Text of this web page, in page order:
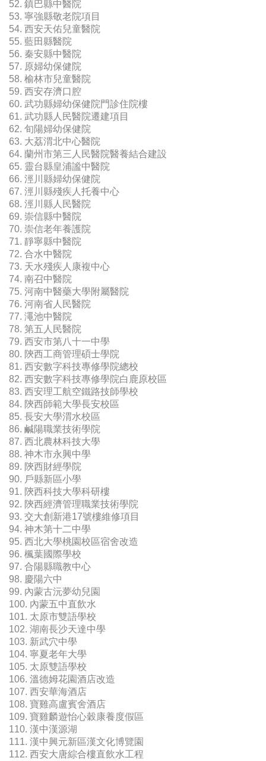
52. 鎮巴縣中醫院
53. 寧強縣敬老院項目
54. 西安天佑兒童醫院
55. 藍田縣醫院
56. 秦安縣中醫院
57. 原婦幼保健院
58. 榆林市兒童醫院
59. 西安存濟口腔
60. 武功縣婦幼保健院門診住院樓
61. 武功縣人民醫院遷建項目
62. 旬陽婦幼保健院
63. 大荔渭北中心醫院
64. 蘭州市第三人民醫院醫養結合建設
65. 靈台縣皇浦謐中醫院
66. 涇川縣婦幼保健院
67. 涇川縣殘疾人托養中心
68. 涇川縣人民醫院
69. 崇信縣中醫院
70. 崇信老年養護院
71. 靜寧縣中醫院
72. 合水中醫院
73. 天水殘疾人康複中心
74. 南召中醫院
75. 河南中醫藥大學附屬醫院
76. 河南省人民醫院
77. 澠池中醫院
78. 第五人民醫院
79. 西安市第八十一中學
80. 陝西工商管理碩士學院
81. 西安數字科技專修學院總校
82. 西安數字科技專修學院白鹿原校區
83. 西安理工航空鐵路技師學校
84. 陝西師範大學長安校區
85. 長安大學渭水校區
86. 鹹陽職業技術學院
87. 西北農林科技大學
88. 神木市永興中學
89. 陝西財經學院
90. 戶縣新區小學
91. 陝西科技大學科研樓
92. 陝西經濟管理職業技術學院
93. 交大創新港17號樓維修項目
94. 神木第十二中學
95. 西北大學桃園校區宿舍改造
96. 楓葉國際學校
97. 合陽縣職教中心
98. 慶陽六中
99. 內蒙古沅夢幼兒園
100. 內蒙五中直飲水
101. 太原市雙語學校
102. 湖南長沙天達中學
103. 新武穴中學
104. 寧夏老年大學
105. 太原雙語學校
106. 溫德姆花園酒店改造
107. 西安華海酒店
108. 寶雞高盧賓舍酒店
109. 寶雞麟遊怡心穀康養度假區
110. 漢中漢源湖
111. 漢中興元新區漢文化博覽園
112. 西安大唐綜合樓直飲水工程